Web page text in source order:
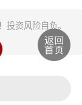
资风险自负。